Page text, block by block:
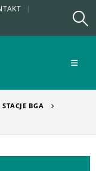
STACJE BGA